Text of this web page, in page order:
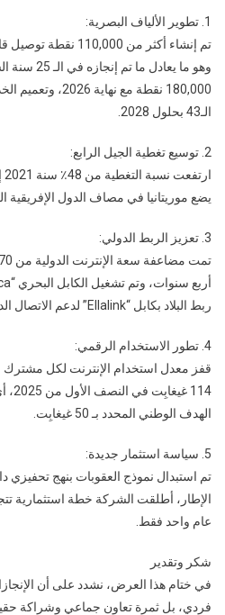
1. تطوير الألياف البصرية:
تم إنشاء أكثر من
وهو ما
180,000 نقطة مع
الـ43 بحلول 2028.
2. توسيع تغطية الجيل الرابع:
يضع موريتانيا في مصاف الدول الإفريقية
3. تعزيز الربط الدولي:
ربط البلاد بكابل “Ellalink” لدعم الاتصال الدولي.
4. تطور الاستخدام الرقمي:
الهدف الوطني المحدد بـ 50 غيغابِت.
5. سياسة استثمار جديدة:
تم استبدال نموذج العقوبات بنهج تحفيزي
عام واحد فقط.
شكر وتقدير
في ختام هذا العرض، نشدد على أن
فردي، بل ثمرة تعاون جماعي وشراكة